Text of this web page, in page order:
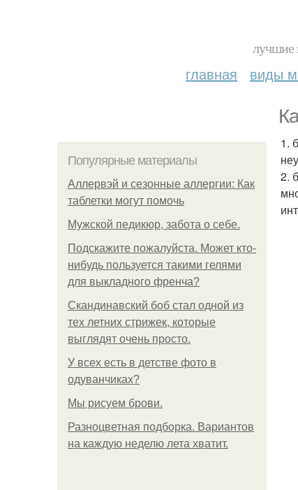
лучшие
главная виды
Популярные материалы
Аллервэй и сезонные аллергии: Как
таблетки могут помочь
Мужской педикюр, забота о себе.
Подскажите пожалуйста. Может кто-
нибудь пользуется такими гелями
для выкладного френча?
Скандинавский боб стал одной из
тех летних стрижек, которые
выглядят очень просто.
У всех есть в детстве фото в
одуванчиках?
Мы рисуем брови.
Разноцветная подборка. Вариантов
на каждую неделю лета хватит.
1.
2.